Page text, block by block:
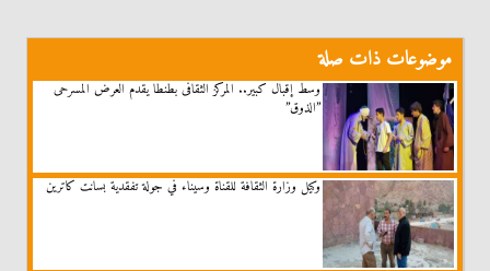
موضوعات ذات صلة
وسط إقبال كبير.. المركز الثقافى بطنطا يقدم العرض المسرحى
”الذوق”
وكيل وزارة الثقافة للقناة وسيناء في جولة تفقدية بسانت كاترين